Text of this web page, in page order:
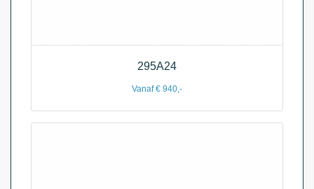
295A24
Vanaf € 940,-